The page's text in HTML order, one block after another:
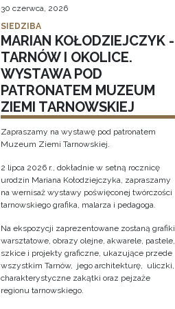
30 czerwca, 2026
SIEDZIBA
MARIAN KOŁODZIEJCZYK -
TARNÓW I OKOLICE.
WYSTAWA POD
PATRONATEM MUZEUM
ZIEMI TARNOWSKIEJ
Zapraszamy na wystawę pod patronatem
Muzeum Ziemi Tarnowskiej.
2 lipca 2026 r., dokładnie w setną rocznicę
urodzin Mariana Kołodziejczyka, zapraszamy
na wernisaż wystawy poświęconej twórczości
tarnowskiego grafika, malarza i pedagoga.
Na ekspozycji zaprezentowane zostaną grafiki
warsztatowe, obrazy olejne, akwarele, pastele,
szkice i projekty graficzne, ukazujące przede
wszystkim Tarnów, jego architekturę, uliczki,
charakterystyczne zakątki oraz pejzaże
regionu tarnowskiego.